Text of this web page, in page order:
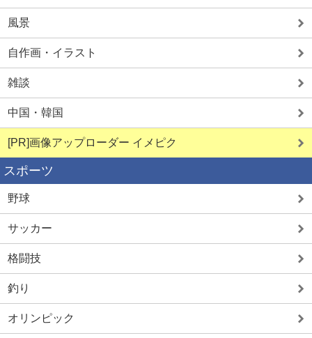
風景
自作画・イラスト
雑談
中国・韓国
[PR]画像アップローダー イメピク
スポーツ
野球
サッカー
格闘技
釣り
オリンピック